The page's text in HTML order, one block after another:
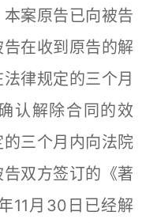
案原告已向被告
在收到原告的解
律规定的三个月
认解除合同的效
三个月内向法院
双方签订的《著
11月30日已经解